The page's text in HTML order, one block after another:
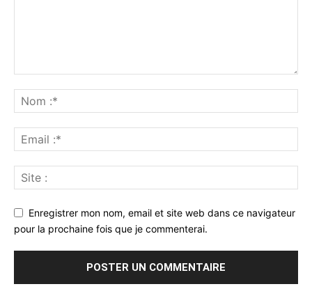
Enregistrer mon nom, email et site web dans ce navigateur
pour la prochaine fois que je commenterai.